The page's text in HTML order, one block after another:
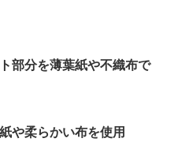
部分を薄葉紙や不織布で
や柔らかい布を使用